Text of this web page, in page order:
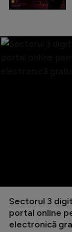
Sectorul 3
portal online
electronică